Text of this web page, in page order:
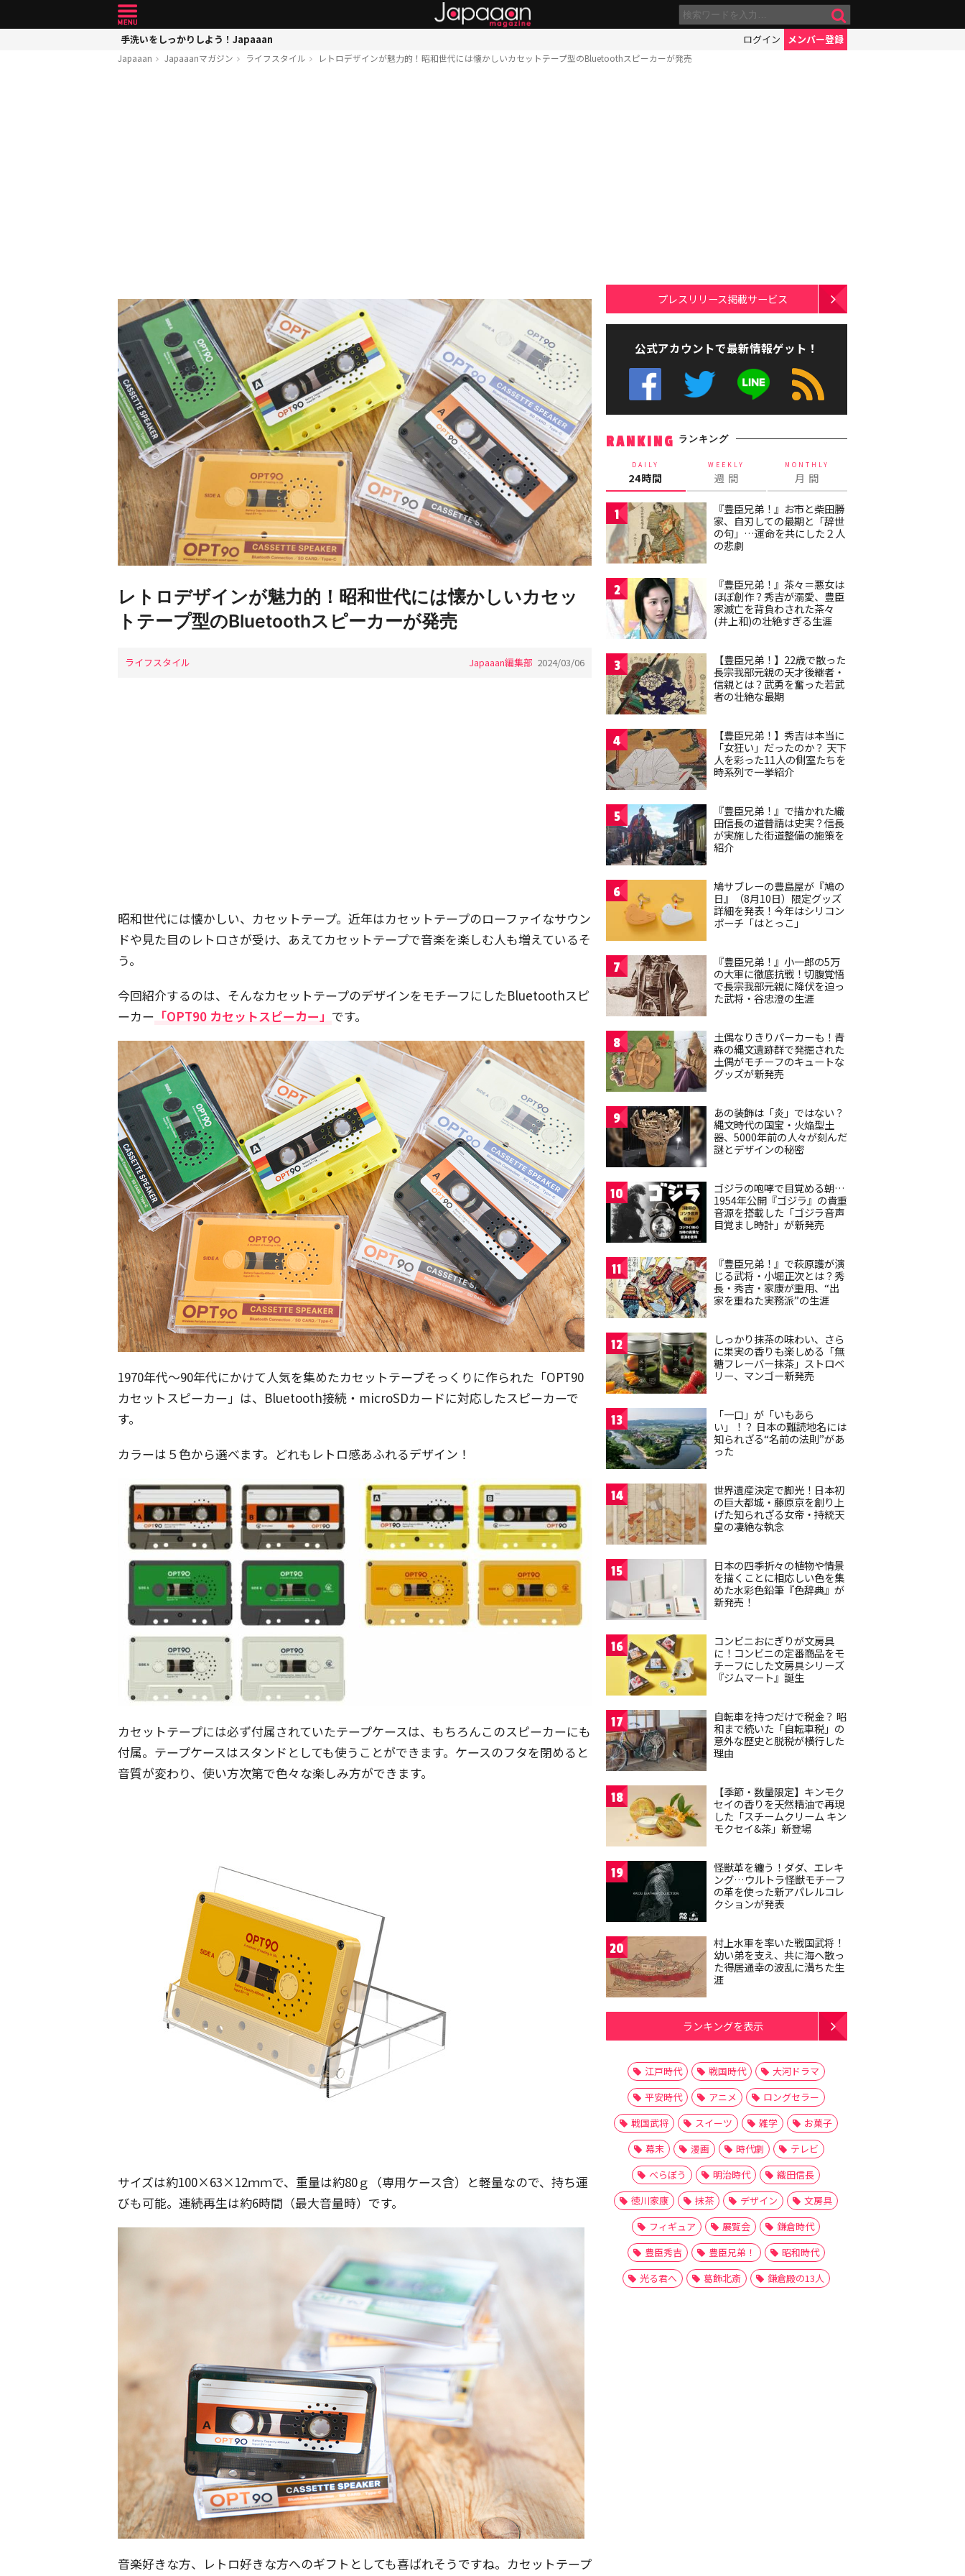
手洗いをしっかりしよう！Japaaan ログイン メンバー登録
Japaaan Japaaanマガジン ライフスタイル レトロデザインが魅力的！昭和世代には懐かしいカセットテープ型のBluetoothスピーカーが発売
レトロデザインが魅力的！昭和世代には懐かしいカセッ
トテープ型のBluetoothスピーカーが発売
ライフスタイル Japaaan編集部 2024/03/06
昭和世代には懐かしい、カセットテープ。近年はカセットテープのローファイなサウン
ドや見た目のレトロさが受け、あえてカセットテープで音楽を楽しむ人も増えているそ
う。
今回紹介するのは、そんなカセットテープのデザインをモチーフにしたBluetoothスピ
ーカー 「OPT90 カセットスピーカー」 です。
1970年代～90年代にかけて人気を集めたカセットテープそっくりに作られた「OPT90
カセットスピーカー」は、Bluetooth接続・microSDカードに対応したスピーカーで
す。
カラーは５色から選べます。どれもレトロ感あふれるデザイン！
カセットテープには必ず付属されていたテープケースは、もちろんこのスピーカーにも
付属。テープケースはスタンドとしても使うことができます。ケースのフタを閉めると
音質が変わり、使い方次第で色々な楽しみ方ができます。
サイズは約100×63×12ｍｍで、重量は約80ｇ（専用ケース含）と軽量なので、持ち運
びも可能。連続再生は約6時間（最大音量時）です。
音楽好きな方、レトロ好きな方へのギフトとしても喜ばれそうですね。カセットテープ
プレスリリース掲載サービス
公式アカウントで最新情報ゲット！
RANKING ランキング
DAILY
24時間
WEEKLY
週 間
MONTHLY
月 間
1
『豊臣兄弟！』お市と柴田勝
家、自刃しての最期と「辞世
の句」…運命を共にした２人
の悲劇
2
『豊臣兄弟！』茶々＝悪女は
ほぼ創作？秀吉が溺愛、豊臣
家滅亡を背負わされた茶々
(井上和)の壮絶すぎる生涯
3
【豊臣兄弟！】22歳で散った
長宗我部元親の天才後継者・
信親とは？武勇を奮った若武
者の壮絶な最期
4
【豊臣兄弟！】秀吉は本当に
「女狂い」だったのか？ 天下
人を彩った11人の側室たちを
時系列で一挙紹介
5
『豊臣兄弟！』で描かれた織
田信長の道普請は史実？信長
が実施した街道整備の施策を
紹介
6
鳩サブレーの豊島屋が『鳩の
日』（8月10日）限定グッズ
詳細を発表！今年はシリコン
ポーチ「はとっこ」
7
『豊臣兄弟！』小一郎の5万
の大軍に徹底抗戦！切腹覚悟
で長宗我部元親に降伏を迫っ
た武将・谷忠澄の生涯
8
土偶なりきりパーカーも！青
森の縄文遺跡群で発掘された
土偶がモチーフのキュートな
グッズが新発売
9
あの装飾は「炎」ではない？
縄文時代の国宝・火焔型土
器、5000年前の人々が刻んだ
謎とデザインの秘密
10
ゴジラの咆哮で目覚める朝…
1954年公開『ゴジラ』の貴重
音源を搭載した「ゴジラ音声
目覚まし時計」が新発売
11
『豊臣兄弟！』で萩原護が演
じる武将・小堀正次とは？秀
長・秀吉・家康が重用、“出
家を重ねた実務派”の生涯
12
しっかり抹茶の味わい、さら
に果実の香りも楽しめる「無
糖フレーバー抹茶」ストロベ
リー、マンゴー新発売
13
「一口」が「いもあら
い」！？ 日本の難読地名には
知られざる“名前の法則”があ
った
14
世界遺産決定で脚光！日本初
の巨大都城・藤原京を創り上
げた知られざる女帝・持統天
皇の凄絶な執念
15
日本の四季折々の植物や情景
を描くことに相応しい色を集
めた水彩色鉛筆『色辞典』が
新発売！
16
コンビニおにぎりが文房具
に！コンビニの定番商品をモ
チーフにした文房具シリーズ
『ジムマート』誕生
17
自転車を持つだけで税金？ 昭
和まで続いた「自転車税」の
意外な歴史と脱税が横行した
理由
18
【季節・数量限定】キンモク
セイの香りを天然精油で再現
した「スチームクリーム キン
モクセイ&茶」新登場
19
怪獣革を纏う！ダダ、エレキ
ング…ウルトラ怪獣モチーフ
の革を使った新アパレルコレ
クションが発表
20
村上水軍を率いた戦国武将！
幼い弟を支え、共に海へ散っ
た得居通幸の波乱に満ちた生
涯
ランキングを表示
江戸時代 戦国時代
大河ドラマ
平安時代
アニメ
ロングセラー
戦国武将
スイーツ 雑学
お菓子
幕末
漫画 時代劇
テレビ
べらぼう
明治時代
織田信長
徳川家康
抹茶 デザイン
文房具
フィギュア
展覧会
鎌倉時代
豊臣秀吉
豊臣兄弟！
昭和時代
光る君へ
葛飾北斎 鎌倉殿の13人